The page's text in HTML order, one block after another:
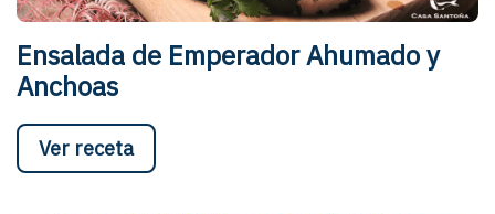
Ensalada de Emperador Ahumado y
Anchoas
Ver receta